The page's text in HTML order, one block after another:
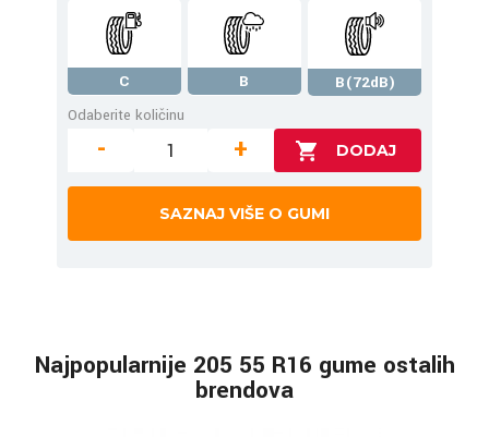
C B
B(72dB)
Odaberite količinu
- +
SAZNAJ VIŠE O GUMI
Najpopularnije 205 55 R16 gume ostalih
brendova